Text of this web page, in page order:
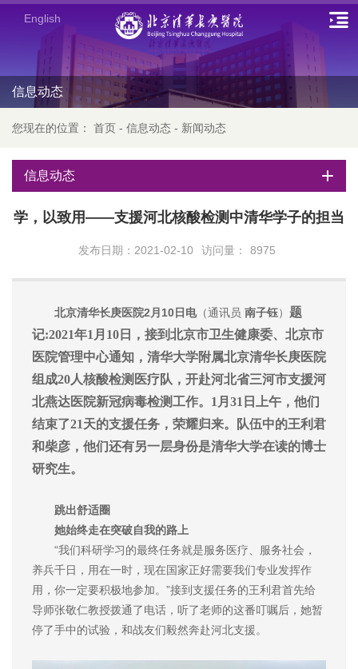
English
信息动态
您现在的位置： 首页 - 信息动态 - 新闻动态
信息动态
学，以致用——支援河北核酸检测中清华学子的担当
发布日期：2021-02-10 访问量： 8975
北京清华长庚医院2月10日电（通讯员 南子钰） 题
记:2021年1月10日，接到北京市卫生健康委、北京市
医院管理中心通知，清华大学附属北京清华长庚医院
组成20人核酸检测医疗队，开赴河北省三河市支援河
北燕达医院新冠病毒检测工作。1月31日上午，他们
结束了21天的支援任务，荣耀归来。队伍中的王利君
和柴彦，他们还有另一层身份是清华大学在读的博士
研究生。
跳出舒适圈
她始终走在突破自我的路上
“我们科研学习的最终任务就是服务医疗、服务社会，
养兵千日，用在一时，现在国家正好需要我们专业发挥作
用，你一定要积极地参加。”接到支援任务的王利君首先给
导师张敬仁教授拨通了电话，听了老师的这番叮嘱后，她暂
停了手中的试验，和战友们毅然奔赴河北支援。